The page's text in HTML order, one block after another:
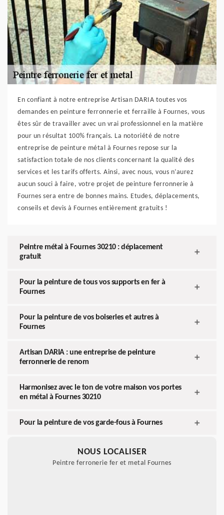
En confiant à notre entreprise Artisan DARIA toutes vos
demandes en peinture ferronnerie et ferraille à Fournes, vous
êtes sûr de travailler avec un vrai professionnel en la matière
pour un résultat 100% français. La notoriété de notre
entreprise de peinture métal à Fournes repose sur la
satisfaction totale de nos clients concernant la qualité des
services et les tarifs offerts. Ainsi, avec nous, vous n’aurez
aucun souci à faire, votre projet de peinture ferronnerie à
Fournes sera entre de bonnes mains. Etudes, déplacements,
conseils et devis à Fournes entièrement gratuits !
Peintre métal à Fournes 30210 : déplacement
gratuit
Pour la peinture de tous vos supports en fer à
Fournes
Pour la peinture de vos boiseries et autres à
Fournes
Artisan DARIA : une entreprise de peinture
ferronnerie de renom
Harmonisez avec le ton de votre maison vos portes
en métal à Fournes 30210
Pour la peinture de vos garde-fous à Fournes
NOUS LOCALISER
Peintre ferronerie fer et metal Fournes